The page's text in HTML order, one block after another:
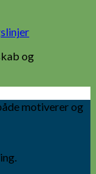
og
motiverer og